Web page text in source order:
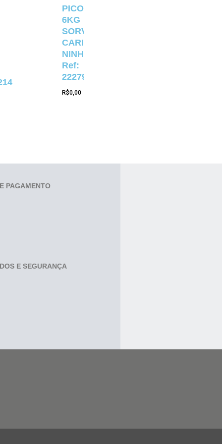
PICOLÉ
6KG
SORVETERIA
CARIOCA
NINHO
Ref:
22279
R$0,00
PAGAMENTO
E SEGURANÇA